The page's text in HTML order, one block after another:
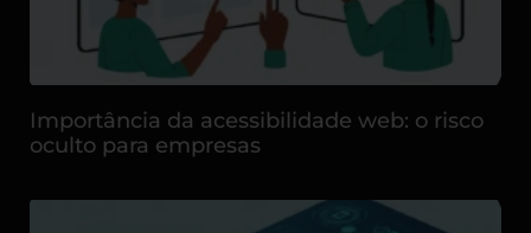
Importância da acessibilidade web: o risco
oculto para empresas